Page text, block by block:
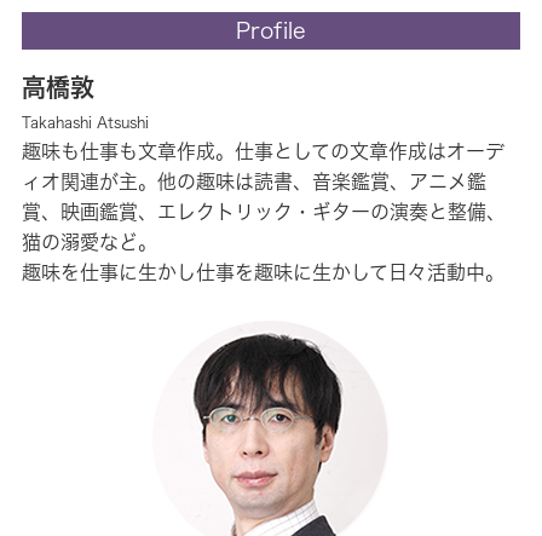
Profile
高橋敦
Takahashi Atsushi
趣味も仕事も文章作成。仕事としての文章作成はオーデ
ィオ関連が主。他の趣味は読書、音楽鑑賞、アニメ鑑
賞、映画鑑賞、エレクトリック・ギターの演奏と整備、
猫の溺愛など。
趣味を仕事に生かし仕事を趣味に生かして日々活動中。